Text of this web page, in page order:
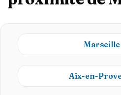
Marseille
Aix-en-